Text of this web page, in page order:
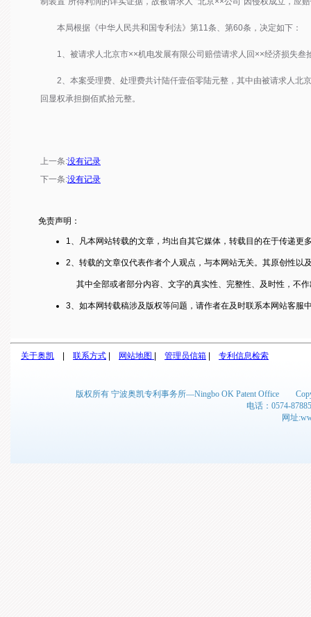
本局根据《中华人民共和国专利法》第11条、第60条，决定如下：
1、被请求人北京市××机电发展有限公司赔偿请求人回××经济损失叁
2、本案受理费、处理费共计陆仟壹佰零陆元整，其中由被请求人北
回显权承担捌佰贰拾元整。
上一条:没有记录
下一条:没有记录
免责声明：
1、凡本网站转载的文章，均出自其它媒体，转载目的在于传递更
2、转载的文章仅代表作者个人观点，与本网站无关。其原创性以
其中全部或者部分内容、文字的真实性、完整性、及时性，不
3、如本网转载稿涉及版权等问题，请作者在及时联系本网站客服
关于奥凯 联系方式 网站地图 管理员信箱 专利信息检索
版权所有 宁波奥凯专利事务所—Ningbo OK Patent Office
电话：0574-
网址